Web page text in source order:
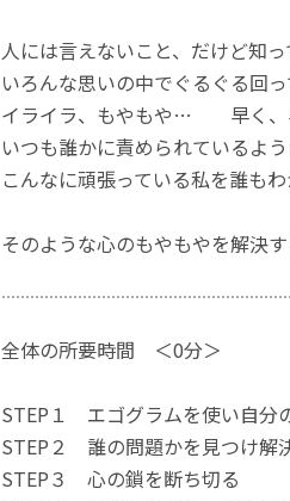
人には言えないこと、だけど知
いろんな思いの中でぐるぐる回
イライラ、もやもや… 早く、
いつも誰かに責められているよ
こんなに頑張っている私を誰も
そのような心のもやもやを解決
全体の所要時間 ＜0分＞
STEP１ エゴグラムを使い
STEP２ 誰の問題かを見つ
STEP３ 心の鎖